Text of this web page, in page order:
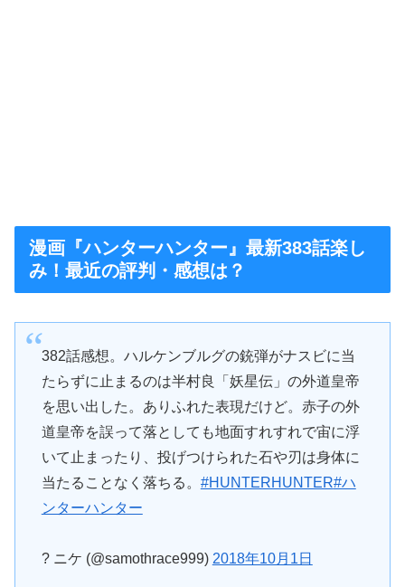
漫画『ハンターハンター』最新383話楽し
み！最近の評判・感想は？
382話感想。ハルケンブルグの銃弾がナスビに当
たらずに止まるのは半村良「妖星伝」の外道皇帝
を思い出した。ありふれた表現だけど。赤子の外
道皇帝を誤って落としても地面すれすれで宙に浮
いて止まったり、投げつけられた石や刃は身体に
当たることなく落ちる。 #HUNTERHUNTER#ハ
ンターハンター
? ニケ (@samothrace999) 2018年10月1日